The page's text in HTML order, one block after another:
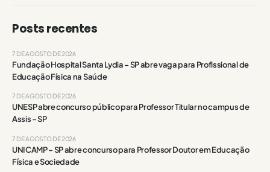
Posts recentes
Fundação Hospital Santa Lydia – SP abre vaga para Profissional de
Educação Física na Saúde
7 DE AGOSTO DE 2026
UNESP abre concurso público para Professor Titular no campus de
Assis – SP
7 DE AGOSTO DE 2026
UNICAMP – SP abre concurso para Professor Doutor em Educação
Física e Sociedade
7 DE AGOSTO DE 2026